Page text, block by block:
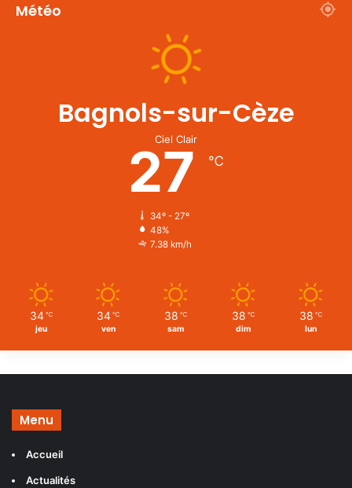
Météo
Bagnols-sur-Cèze
Ciel Clair
27 ℃
34º - 27º
48%
7.38 km/h
34 ℃
jeu
34 ℃
ven
38 ℃
sam
38 ℃
dim
38 ℃
lun
Menu
Accueil
Actualités